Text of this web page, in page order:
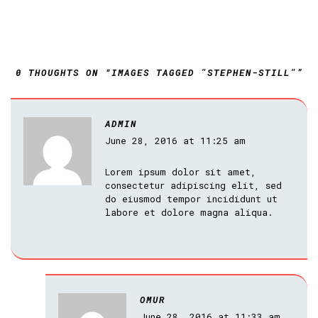
0 THOUGHTS ON “IMAGES TAGGED "STEPHEN-STILL"”
ADMIN
June 28, 2016 at 11:25 am
Lorem ipsum dolor sit amet,
consectetur adipiscing elit, sed
do eiusmod tempor incididunt ut
labore et dolore magna aliqua.
OMUR